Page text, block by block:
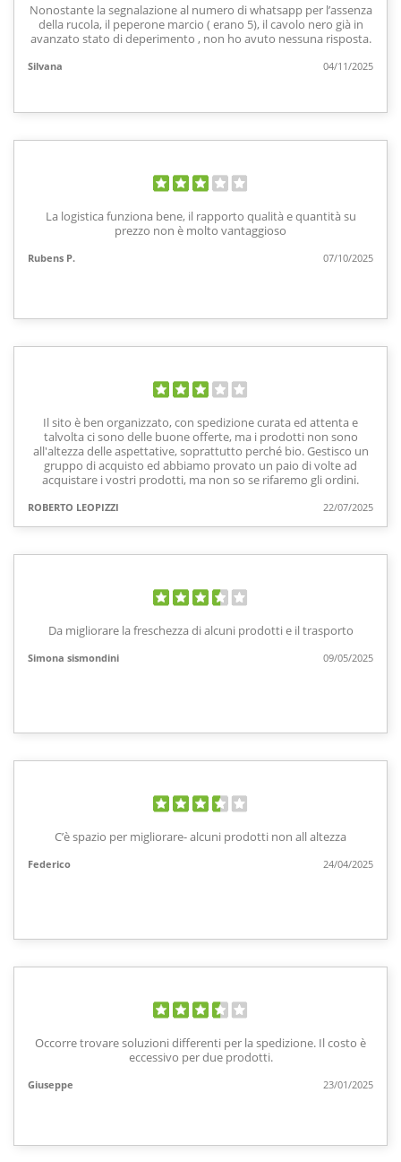
Nonostante la segnalazione al numero di whatsapp per l’assenza
della rucola, il peperone marcio ( erano 5), il cavolo nero già in
avanzato stato di deperimento , non ho avuto nessuna risposta.
Silvana 04/11/2025
La logistica funziona bene, il rapporto qualità e quantità su
prezzo non è molto vantaggioso
Rubens P. 07/10/2025
Il sito è ben organizzato, con spedizione curata ed attenta e
talvolta ci sono delle buone offerte, ma i prodotti non sono
all'altezza delle aspettative, soprattutto perché bio. Gestisco un
gruppo di acquisto ed abbiamo provato un paio di volte ad
acquistare i vostri prodotti, ma non so se rifaremo gli ordini.
ROBERTO LEOPIZZI 22/07/2025
Da migliorare la freschezza di alcuni prodotti e il trasporto
Simona sismondini 09/05/2025
C’è spazio per migliorare- alcuni prodotti non all altezza
Federico 24/04/2025
Occorre trovare soluzioni differenti per la spedizione. Il costo è
eccessivo per due prodotti.
Giuseppe 23/01/2025